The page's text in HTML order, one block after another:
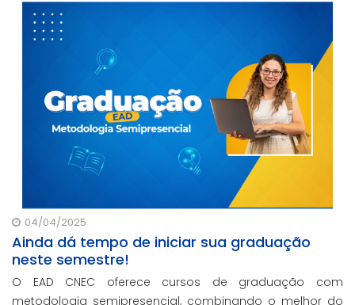
contando com o oferecimento gratuito da Re
04/04/2025
Ainda dá tempo de iniciar sua graduação
neste semestre!
O EAD CNEC oferece cursos de graduação com
metodologia semipresencial, combinando o melhor do